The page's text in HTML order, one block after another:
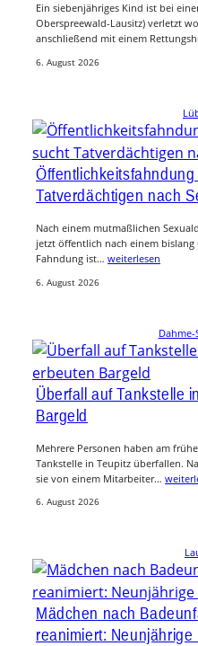
Ein siebenjähriges Kind ist bei
Oberspreewald-Lausitz) verletzt
anschließend mit einem
6. August 2026
Tatverdächtigen nach
Nach einem mutmaßlichen
jetzt öffentlich nach einem
Fahndung ist… weiterlesen
6. August 2026
Dahme-
Überfall auf Tankstelle
Bargeld
Mehrere Personen haben am
Tankstelle in Teupitz überfallen.
sie von einem Mitarbeiter…
6. August 2026
Mädchen nach
reanimiert: